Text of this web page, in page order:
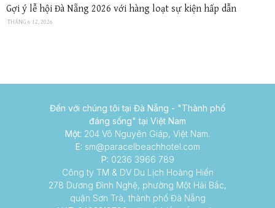
Gợi ý lễ hội Đà Nẵng 2026 với hàng loạt sự kiện hấp dẫn
THÁNG 6 12, 2026
Đến với chúng tôi tại Đà Nẵng - "Thành phố
đáng sống" tại Việt Nam
Một: 204 Võ Nguyên Giáp, Việt Nam.
E: sm@paracelbeachhotel.com
P: 0236 3966 789
Công ty TM & DV Du Lịch Hoàng Hiến
278 Dương Đình Nghệ, phường Một Hải Bắc,
quận Sơn Trà, thành phố Đà Nẵng